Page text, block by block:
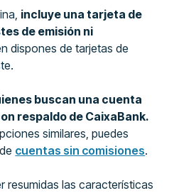
incluye una tarjeta de
de emisión ni
dispones de tarjetas de
buscan una cuenta
respaldo de CaixaBank.
similares, puedes
cuentas sin comisiones.
resumidas las características